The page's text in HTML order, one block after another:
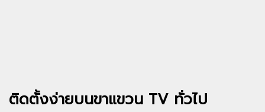
ติดตั้งง่ายบนขาแขวน TV ทั่วไป